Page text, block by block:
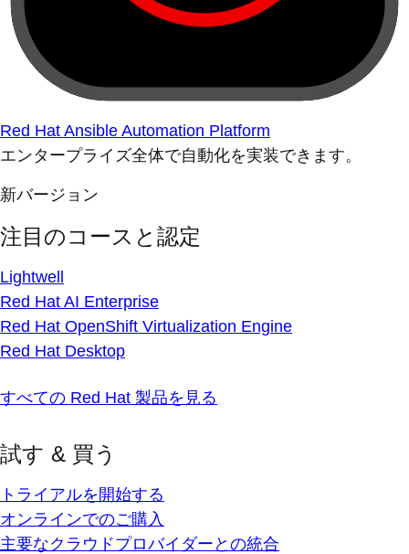
Red Hat Ansible Automation Platform
エンタープライズ全体で自動化を実装できます。
新バージョン
注目のコースと認定
Lightwell
Red Hat AI Enterprise
Red Hat OpenShift Virtualization Engine
Red Hat Desktop
すべての Red Hat 製品を見る
試す & 買う
トライアルを開始する
オンラインでのご購入
主要なクラウドプロバイダーとの統合